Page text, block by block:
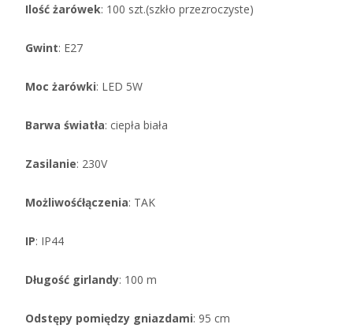
Ilość żarówek: 100 szt.(szkło przezroczyste)
Gwint: E27
Moc żarówki: LED 5W
Barwa światła: ciepła biała
Zasilanie: 230V
Możliwośćłączenia: TAK
IP: IP44
Długość girlandy: 100 m
Odstępy pomiędzy gniazdami: 95 cm